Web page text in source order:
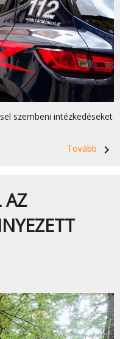
szembeni intézkedéseket
Tovább
navigate_next
AZ